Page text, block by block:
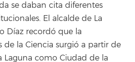
se daban cita diferentes
El alcalde de La
Díaz recordó que la
de la Ciencia surgió a partir de
Laguna como Ciudad de la